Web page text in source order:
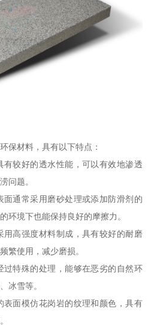
保材料，具有以下特点：
有较好的透水性能，可以有效地渗透
问题。
面通常采用磨砂处理或添加防滑剂的
环境下也能保持良好的摩擦力。
高强度材料制成，具有较好的耐磨
繁使用，减少磨损。
过特殊的处理，能够在恶劣的自然环
冰雪等。
表面模仿花岗岩的纹理和颜色，具有